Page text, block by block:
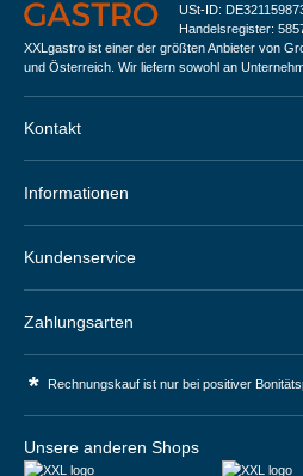
USt-ID:
Handelsregister:
XXLgastro ist einer der größten Anbieter von
und Österreich. Wir liefern sowohl an
Kontakt
Informationen
Kundenservice
Zahlungsarten
* Rechnungskauf ist nur bei positiver
Unsere anderen Shops